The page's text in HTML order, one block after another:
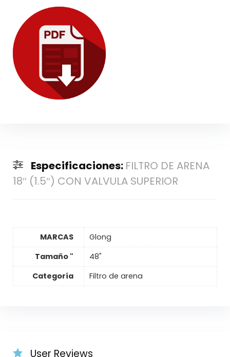
Especificaciones: FILTRO DE ARENA
18″ (1.5″) CON VALVULA SUPERIOR
MARCAS
Glong
Tamaño "
48"
Categoría
Filtro de arena
User Reviews